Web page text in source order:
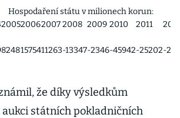
Hospodaření státu v milionech korun:
2005200620072008 2009 2010 2011
82481575411263-13347-2346-45942-25202-
že díky výsledkům
státních pokladničních